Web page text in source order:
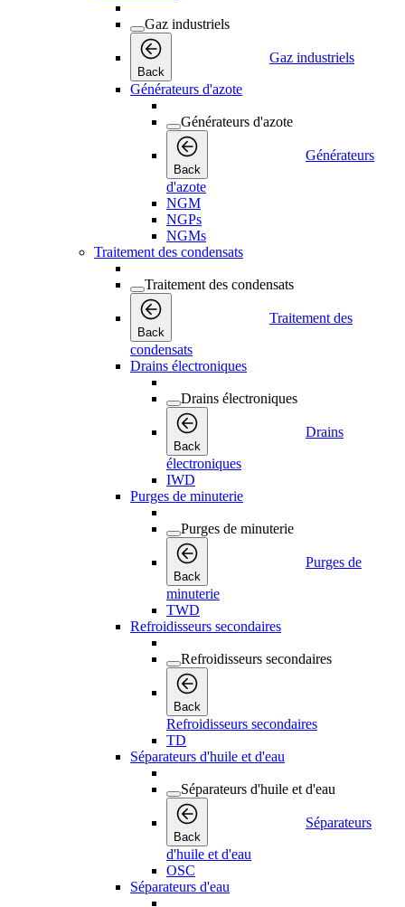
Gaz industriels
Back
Gaz industriels
Générateurs d'azote
Générateurs d'azote
Back
Générateurs
d'azote
NGM
NGPs
NGMs
Traitement des condensats
Traitement des condensats
Back
Traitement des
condensats
Drains électroniques
Drains électroniques
Back
Drains
électroniques
IWD
Purges de minuterie
Purges de minuterie
Back
Purges de
minuterie
TWD
Refroidisseurs secondaires
Refroidisseurs secondaires
Back
Refroidisseurs secondaires
TD
Séparateurs d'huile et d'eau
Séparateurs d'huile et d'eau
Back
Séparateurs
d'huile et d'eau
OSC
Séparateurs d'eau